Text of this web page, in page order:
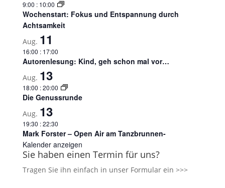
9:00 : 10:00
Wochenstart: Fokus und Entspannung durch
Achtsamkeit
Aug. 11
16:00 : 17:00
Autorenlesung: Kind, geh schon mal vor…
Aug. 13
18:00 :20:00
Die Genussrunde
Aug. 13
19:30 :22:30
Mark Forster – Open Air am Tanzbrunnen-
Kalender anzeigen
Sie haben einen Termin für uns?
Tragen Sie ihn einfach in unser Formular ein >>>